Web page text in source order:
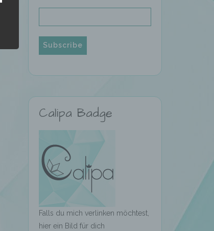
Calipa Badge
Falls du mich verlinken möchtest,
hier ein Bild für dich